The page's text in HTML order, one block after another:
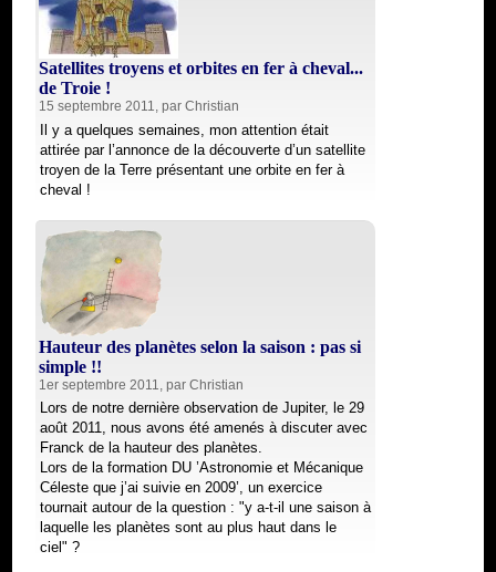
Satellites troyens et orbites en fer à cheval...
de Troie !
15 septembre 2011, par Christian
Il y a quelques semaines, mon attention était
attirée par l’annonce de la découverte d’un satellite
troyen de la Terre présentant une orbite en fer à
cheval !
Hauteur des planètes selon la saison : pas si
simple !!
1er septembre 2011, par Christian
Lors de notre dernière observation de Jupiter, le 29
août 2011, nous avons été amenés à discuter avec
Franck de la hauteur des planètes.
Lors de la formation DU ’Astronomie et Mécanique
Céleste que j’ai suivie en 2009’, un exercice
tournait autour de la question : "y a-t-il une saison à
laquelle les planètes sont au plus haut dans le
ciel" ?